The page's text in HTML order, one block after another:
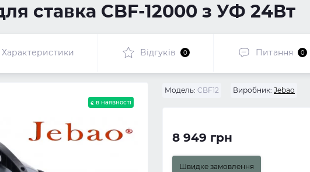
ставка CBF-12000 з УФ 24Вт
Характеристики Відгуків 0 Питання 0
є в наявності
Модель: CBF12 Виробник: Jebao
8 949 грн
Швидке замовлення